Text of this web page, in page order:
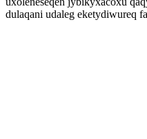
dulaqani udaleg eketydiwureq